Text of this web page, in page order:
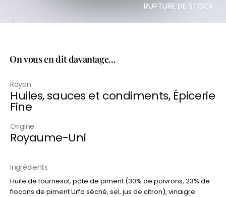
RUPTURE DE STOCK
On vous en dit davantage...
Rayon
Huiles, sauces et condiments, Épicerie
Fine
Origine
Royaume-Uni
Ingrédients
Huile de tournesol, pâte de piment (30% de poivrons, 23% de
flocons de piment Urfa séché, sel, jus de citron), vinaigre